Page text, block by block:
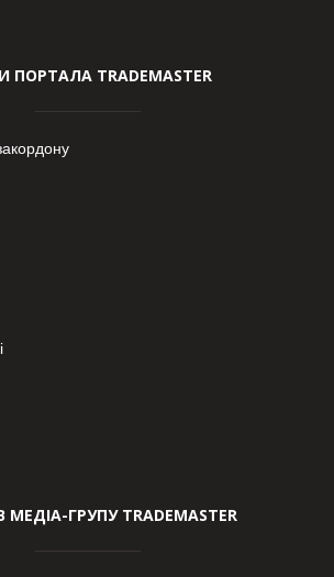
ПОРТАЛА TRADEMASTER
МЕДІА-ГРУПУ TRADEMASTER